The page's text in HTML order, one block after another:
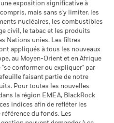
une devise autre que celle
passées. Source :
extrêmes.
Equity Emerging Markets
Global
91,45
0,00%
98,59%
- Prospectus (French
- Prospectus -
- France)
disclosure - EMSUST-
exposition significative à
mais sans s'y limiter, les
nucléaires, les combustibles
civil, le tabac et les produits
Nations unies. Les filtres
appliqués à tous les nouveaux
au Moyen-Orient et en Afrique
"se conformer ou expliquer" par
faisant partie de notre
Pour toutes les nouvelles
la région EMEA, BlackRock
indices afin de refléter les
du fonds. Les